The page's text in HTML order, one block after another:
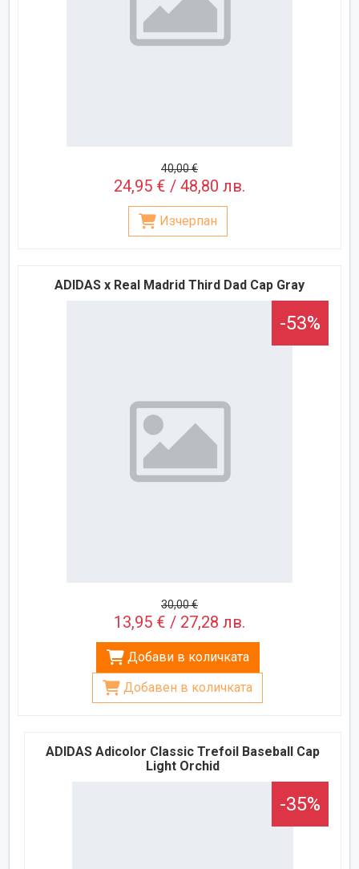
40,00 €
24,95 € / 48,80 лв.
Изчерпан
ADIDAS x Real Madrid Third Dad Cap Gray
-53%
30,00 €
13,95 € / 27,28 лв.
Добави в количката
Добавен в количката
ADIDAS Adicolor Classic Trefoil Baseball Cap
Light Orchid
-35%